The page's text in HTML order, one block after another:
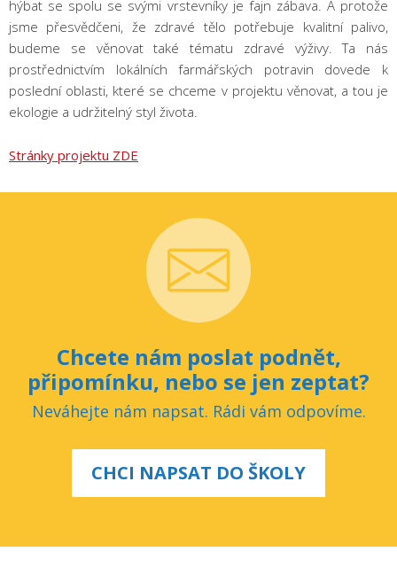
hýbat se spolu se svými vrstevníky je fajn zábava. A protože
jsme přesvědčeni, že zdravé tělo potřebuje kvalitní palivo,
budeme se věnovat také tématu zdravé výživy. Ta nás
prostřednictvím lokálních farmářských potravin dovede k
poslední oblasti, které se chceme v projektu věnovat, a tou je
ekologie a udržitelný styl života.
Stránky projektu ZDE
Chcete nám poslat podnět,
připomínku, nebo se jen zeptat?
Neváhejte nám napsat. Rádi vám odpovíme.
CHCI NAPSAT DO ŠKOLY